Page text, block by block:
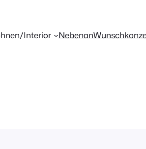
Interior Nebenan